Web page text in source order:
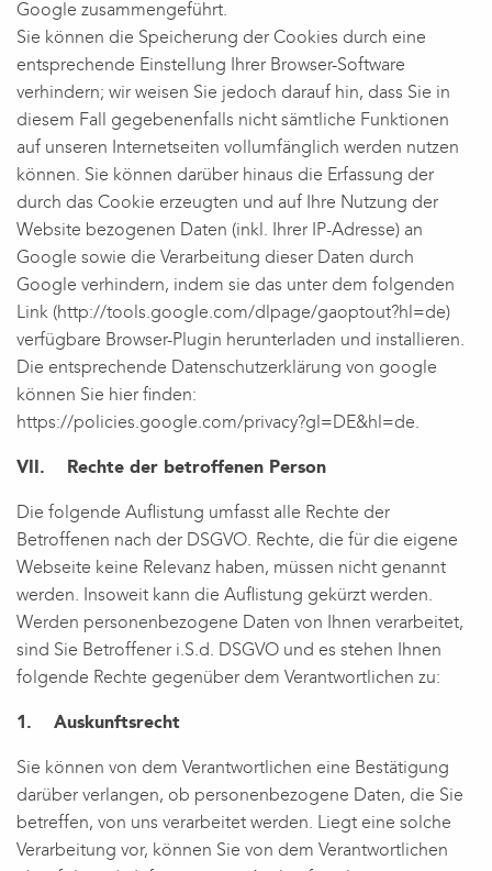
Google zusammengeführt.
Sie können die Speicherung der Cookies durch eine
entsprechende Einstellung Ihrer Browser-Software
verhindern; wir weisen Sie jedoch darauf hin, dass Sie in
diesem Fall gegebenenfalls nicht sämtliche Funktionen
auf unseren Internetseiten vollumfänglich werden nutzen
können. Sie können darüber hinaus die Erfassung der
durch das Cookie erzeugten und auf Ihre Nutzung der
Website bezogenen Daten (inkl. Ihrer IP-Adresse) an
Google sowie die Verarbeitung dieser Daten durch
Google verhindern, indem sie das unter dem folgenden
Link (http://tools.google.com/dlpage/gaoptout?hl=de)
verfügbare Browser-Plugin herunterladen und installieren.
Die entsprechende Datenschutzerklärung von google
können Sie hier finden:
https://policies.google.com/privacy?gl=DE&hl=de.
VII. Rechte der betroffenen Person
Die folgende Auflistung umfasst alle Rechte der
Betroffenen nach der DSGVO. Rechte, die für die eigene
Webseite keine Relevanz haben, müssen nicht genannt
werden. Insoweit kann die Auflistung gekürzt werden.
Werden personenbezogene Daten von Ihnen verarbeitet,
sind Sie Betroffener i.S.d. DSGVO und es stehen Ihnen
folgende Rechte gegenüber dem Verantwortlichen zu:
1. Auskunftsrecht
Sie können von dem Verantwortlichen eine Bestätigung
darüber verlangen, ob personenbezogene Daten, die Sie
betreffen, von uns verarbeitet werden. Liegt eine solche
Verarbeitung vor, können Sie von dem Verantwortlichen